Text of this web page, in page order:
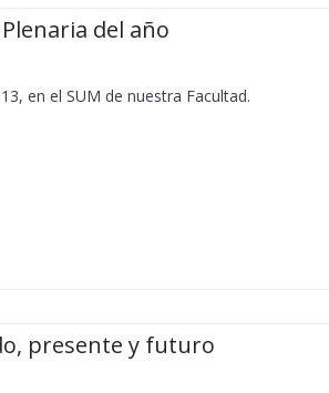
del año
en el SUM de nuestra Facultad.
presente y futuro